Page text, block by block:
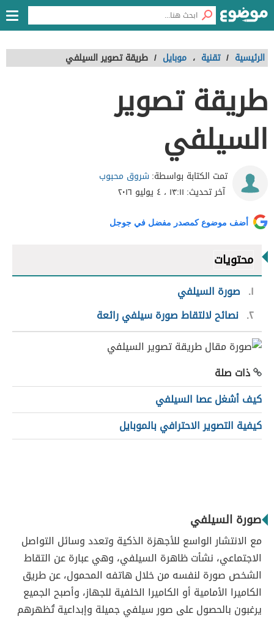
الرئيسية / تقنية ، موبايل / طريقة تصوير السيلفي
طريقة تصوير
السيلفي
تمت الكتابة بواسطة:شروق محبوب
آخر تحديث: ١٣:١١ ، ٤ يوليو ٢٠١٦
أضف موضوع كمصدر مفضل في جوجل
محتويات
١
صورة السيلفي
٢ نصائح لالتقاط صورة سيلفي رائعة
ذات صلة
كيف أشغل عصا السيلفي
كيفية التصوير الاحترافي بالموبايل
صورة السيلفي
مع الانتشار الواسع للأجهزة الذكية وتعدد وسائل التواصل
الاجتماعي، نشأت ظاهرة السيلفي، وهي عبارة عن التقاط
الشخص صورة لنفسه من خلال هاتفه المحمول، عن طريق
الكاميرا الأمامية أو الكاميرا الخلفية للجهاز، وأصبح الجميع
يرغبون بالحصول على صور سيلفي جميلة وإبداعية تُظهرهم